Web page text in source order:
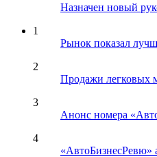
Назначен новый
1
Рынок показал
2
Продажи легковых
3
Анонс номера
4
«АвтоБизнесРевю»